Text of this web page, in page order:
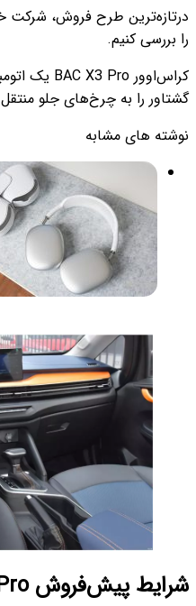
را بررسی کنیم.
گشتاور را به چرخ‌های جلو منتقل کند. برای این دستگاه به
نوشته های مشابه
شرایط پیش‌فروش BAC X3 Pro